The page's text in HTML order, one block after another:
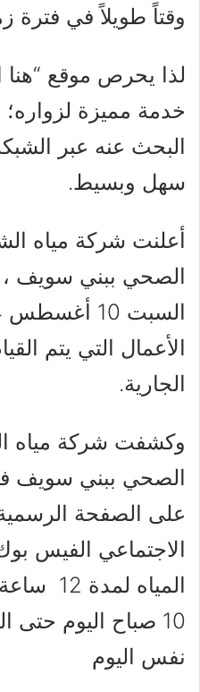
وقتاً طويلاً في فترة
لذا يحرص موقع “هنا
خدمة مميزة
البحث عنه عبر
سهل وبسيط.
أعلنت شركة مياه
الصحي ببني سويف ،
الأعمال التي يتم
الجارية.
وكشفت شركة مياه
الصحي ببني سويف
على الصفحة
الاجتماعي الفيس
المياه
نفس اليوم